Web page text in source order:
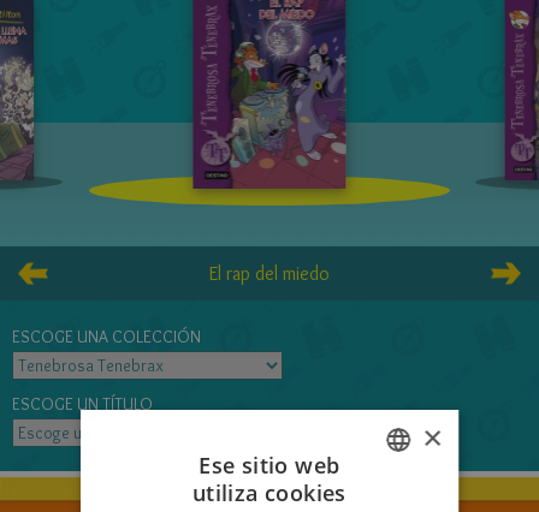
El rap del miedo
ESCOGE UNA COLECCIÓN
ESCOGE UN TÍTULO
ITALIAN
×
Ese sitio web
utiliza cookies